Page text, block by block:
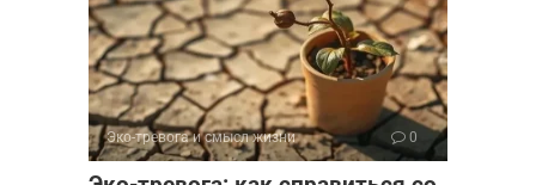
Эко-тревога и смысл жизни 0